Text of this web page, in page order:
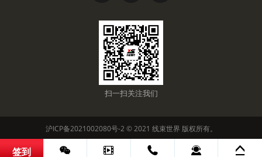
扫一扫关注我们
沪ICP备2021002080号-2 © 2021 线束世界 版权所有。
签到